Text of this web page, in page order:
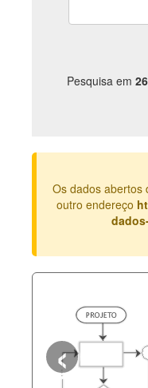
Catálogo de dados
Legislação
Perguntas frequentes
Pesquisa em 26
Os dados abertos
outro endereço
‹